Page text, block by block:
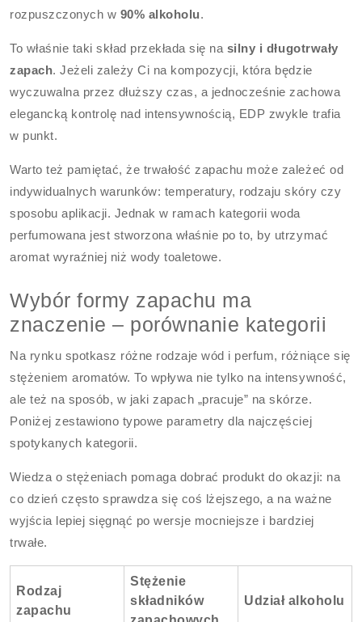
rozpuszczonych w 90% alkoholu.
To właśnie taki skład przekłada się na silny i długotrwały
zapach. Jeżeli zależy Ci na kompozycji, która będzie
wyczuwalna przez dłuższy czas, a jednocześnie zachowa
elegancką kontrolę nad intensywnością, EDP zwykle trafia
w punkt.
Warto też pamiętać, że trwałość zapachu może zależeć od
indywidualnych warunków: temperatury, rodzaju skóry czy
sposobu aplikacji. Jednak w ramach kategorii woda
perfumowana jest stworzona właśnie po to, by utrzymać
aromat wyraźniej niż wody toaletowe.
Wybór formy zapachu ma
znaczenie – porównanie kategorii
Na rynku spotkasz różne rodzaje wód i perfum, różniące się
stężeniem aromatów. To wpływa nie tylko na intensywność,
ale też na sposób, w jaki zapach „pracuje” na skórze.
Poniżej zestawiono typowe parametry dla najczęściej
spotykanych kategorii.
Wiedza o stężeniach pomaga dobrać produkt do okazji: na
co dzień często sprawdza się coś lżejszego, a na ważne
wyjścia lepiej sięgnąć po wersje mocniejsze i bardziej
trwałe.
Rodzaj
zapachu
Stężenie
składników
Udział alkoholu